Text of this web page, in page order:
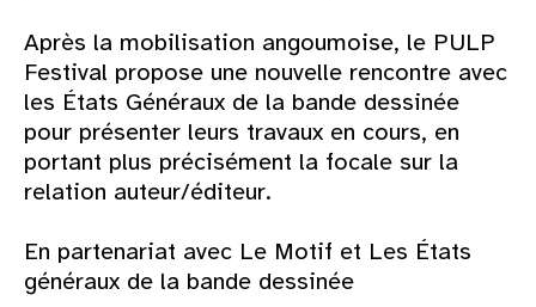
Après la mobilisation angoumoise, le PULP
Festival propose une nouvelle rencontre avec
les États Généraux de la bande dessinée
pour présenter leurs travaux en cours, en
portant plus précisément la focale sur la
relation auteur/éditeur.
En partenariat avec Le Motif et Les États
généraux de la bande dessinée